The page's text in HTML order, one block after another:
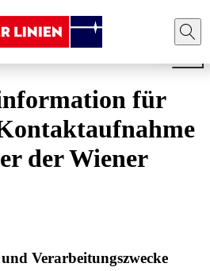
Hinweise Datenschutz Anruf
für
der Wiener
Verarbeitungszwecke